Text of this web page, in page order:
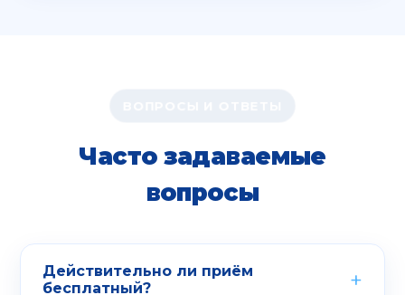
Часто задаваемые
вопросы
Действительно ли приём
бесплатный?